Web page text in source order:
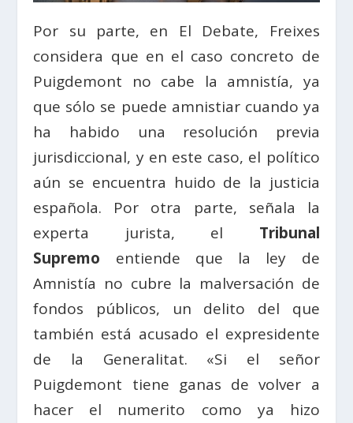
Por su parte, en El Debate, Freixes
considera que en el caso concreto de
Puigdemont no cabe la amnistía, ya
que sólo se puede amnistiar cuando ya
ha habido una resolución previa
jurisdiccional, y en este caso, el político
aún se encuentra huido de la justicia
española. Por otra parte, señala la
experta jurista, el Tribunal
Supremo entiende que la ley de
Amnistía no cubre la malversación de
fondos públicos, un delito del que
también está acusado el expresidente
de la Generalitat. «Si el señor
Puigdemont tiene ganas de volver a
hacer el numerito como ya hizo